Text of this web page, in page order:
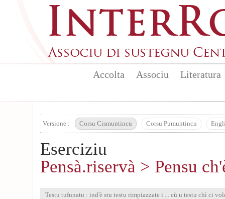
Accolta Associu Literatura
Versione : Corsu Cismuntincu Corsu Pumuntincu
Eserciziu
Pensà.riservà > Pensu
Testu tufunatu : ind'è stu testu rimpiazzate i ... cù u testu chì ci